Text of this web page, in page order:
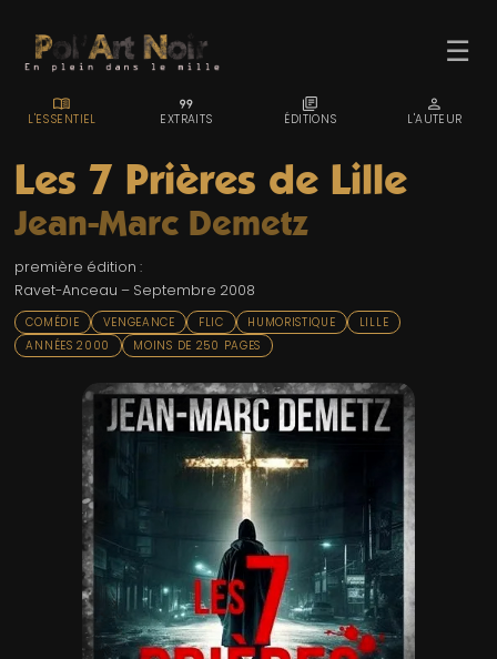
☰
ACCUEIL
TROMBINO
INDEX
RECHERCHE
LIENS & FESTIVALS
UN POLAR AU HASARD
Les 7 Prières de Lille
Jean-Marc Demetz
première édition :
Ravet-Anceau – Septembre 2008
COMÉDIE VENGEANCE FLIC HUMORISTIQUE
LILLE
ANNÉES 2000
MOINS DE 250 PAGES
MENU_BOOK
L'ESSENTIEL
FORMAT_QUOTE
EXTRAITS
LIBRARY_BOOKS
ÉDITIONS
PERSON
L'AUTEUR